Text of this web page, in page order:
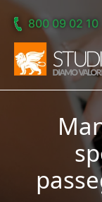
Skip to main
800 09 02 10